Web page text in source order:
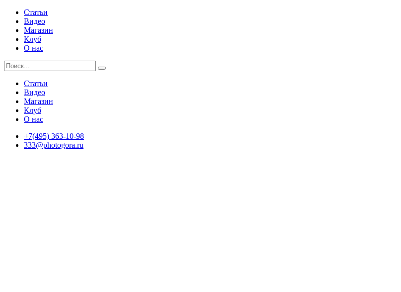
Статьи
Видео
Магазин
Клуб
О нас
Статьи
Видео
Магазин
Клуб
О нас
+7(495) 363-10-98
333@photogora.ru